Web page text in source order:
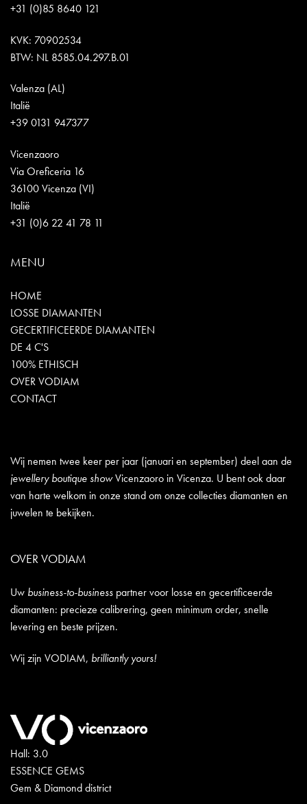
+31 (0)85 8640 121
KVK: 70902534
BTW: NL 8585.04.297.B.01
Valenza (AL)
Italië
+39 0131 947377
Vicenzaoro
Via Oreficeria 16
36100 Vicenza (VI)
Italië
+31 (0)6 22 41 78 11
MENU
HOME
LOSSE DIAMANTEN
GECERTIFICEERDE DIAMANTEN
DE 4 C'S
100% ETHISCH
OVER VODIAM
CONTACT
Wij nemen twee keer per jaar (januari en september) deel aan de
jewellery boutique showVicenzaoro in Vicenza. U bent ook daar
van harte welkom in onze stand om onze collecties diamanten en
juwelen te bekijken.
OVER VODIAM
Uw business-to-business partner voor losse en gecertificeerde
diamanten: precieze calibrering, geen minimum order, snelle
levering en beste prijzen.
Wij zijn VODIAM, brilliantly yours!
Hall: 3.0
ESSENCE GEMS
Gem & Diamond district